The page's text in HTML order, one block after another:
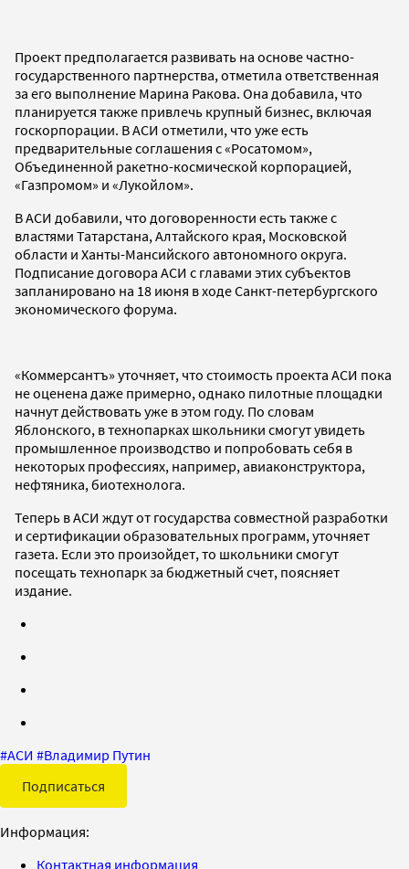
Проект предполагается развивать на основе частно-
государственного партнерства, отметила ответственная
за его выполнение Марина Ракова. Она добавила, что
планируется также привлечь крупный бизнес, включая
госкорпорации. В АСИ отметили, что уже есть
предварительные соглашения с «Росатомом»,
Объединенной ракетно-космической корпорацией,
«Газпромом» и «Лукойлом».
В АСИ добавили, что договоренности есть также с
властями Татарстана, Алтайского края, Московской
области и Ханты-Мансийского автономного округа.
Подписание договора АСИ с главами этих субъектов
запланировано на 18 июня в ходе Санкт-петербургского
экономического форума.
«Коммерсантъ» уточняет, что стоимость проекта АСИ пока
не оценена даже примерно, однако пилотные площадки
начнут действовать уже в этом году. По словам
Яблонского, в технопарках школьники смогут увидеть
промышленное производство и попробовать себя в
некоторых профессиях, например, авиаконструктора,
нефтяника, биотехнолога.
Теперь в АСИ ждут от государства совместной разработки
и сертификации образовательных программ, уточняет
газета. Если это произойдет, то школьники смогут
посещать технопарк за бюджетный счет, поясняет
издание.
#АСИ #Владимир Путин
Подписаться
Информация:
Контактная информация